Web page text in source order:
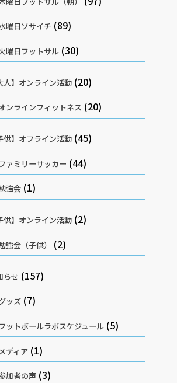
曜日ソサイチ (89)
曜日フットサル(30)
人】オンライン活動 (20)
ンラインフィットネス (20)
供】オフライン活動 (45)
ァミリーサッカー (44)
強会(1)
供】オンライン活動 (2)
強会（子供） (2)
らせ (157)
ッズ(7)
ットボールラボスケジュール(5)
メディア (1)
加者の声 (3)